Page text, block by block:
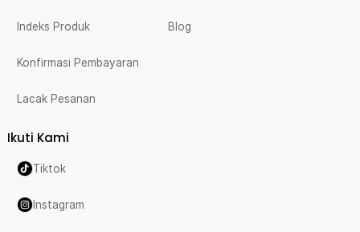
Indeks Produk
Konfirmasi Pembayaran
Lacak Pesanan
Blog
Ikuti Kami
Tiktok
Instagram